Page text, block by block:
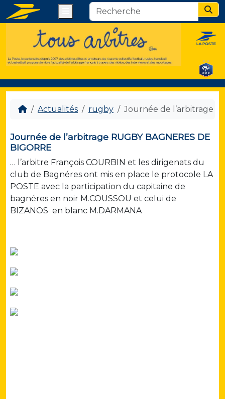
Actualités rugby Journée de l’arbitrage
Journée de l’arbitrage RUGBY BAGNERES DE
BIGORRE
… l’arbitre François COURBIN et les dirigenats du
club de Bagnéres ont mis en place le protocole LA
POSTE avec la participation du capitaine de
bagnéres en noir M.COUSSOU et celui de
BIZANOS en blanc M.DARMANA